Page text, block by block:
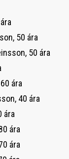
50 ára
50 ára
ára
40 ára
ára
ára
ára